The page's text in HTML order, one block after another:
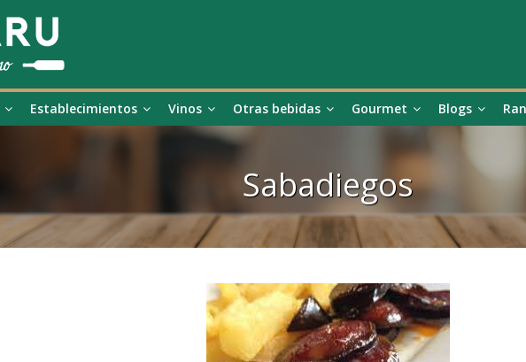
Establecimientos Vinos Otras bebidas Gourmet Blogs
Sabadiegos